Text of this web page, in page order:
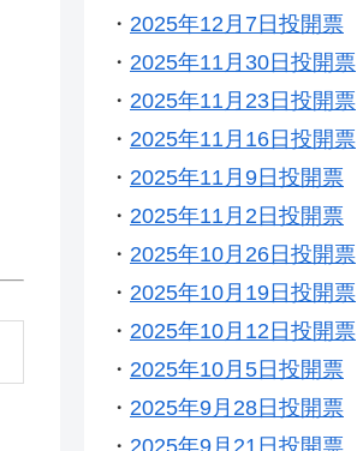
・ 2025年12月7日投開票
・ 2025年11月30日投開票
・ 2025年11月23日投開票
・ 2025年11月16日投開票
・ 2025年11月9日投開票
・ 2025年11月2日投開票
・ 2025年10月26日投開票
・ 2025年10月19日投開票
・ 2025年10月12日投開票
・ 2025年10月5日投開票
・ 2025年9月28日投開票